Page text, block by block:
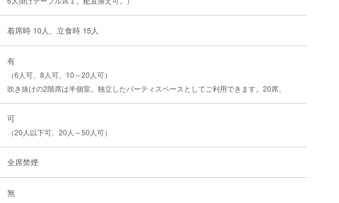
着席時 10人、立食時 15人
有
（6人可、8人可、10～20人可）
吹き抜けの2階席は半個室。独立したパーティスペースとしてご利用できます。20席。
可
（20人以下可、20人～50人可）
全席禁煙
無